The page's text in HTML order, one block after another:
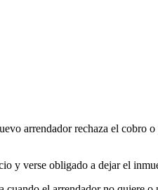
arrendador rechaza el cobro
y verse obligado a dejar el